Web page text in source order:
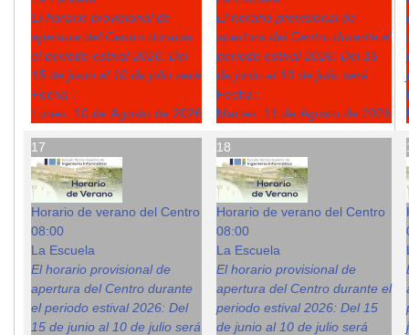
El horario provisional de
apertura del Centro durante
el periodo estival 2026: Del
15 de junio al 10 de julio será
Fecha :
Lunes, 10 de Agosto de 2026
El horario provisional de
apertura del Centro durante el
periodo estival 2026: Del 15
de junio al 10 de julio será
Fecha :
Martes, 11 de Agosto de 2026
17
Horario de verano del Centro
08:00
La Escuela
El horario provisional de
apertura del Centro durante
el periodo estival 2026: Del
15 de junio al 10 de julio será
18
Horario de verano del Centro
08:00
La Escuela
El horario provisional de
apertura del Centro durante el
periodo estival 2026: Del 15
de junio al 10 de julio será